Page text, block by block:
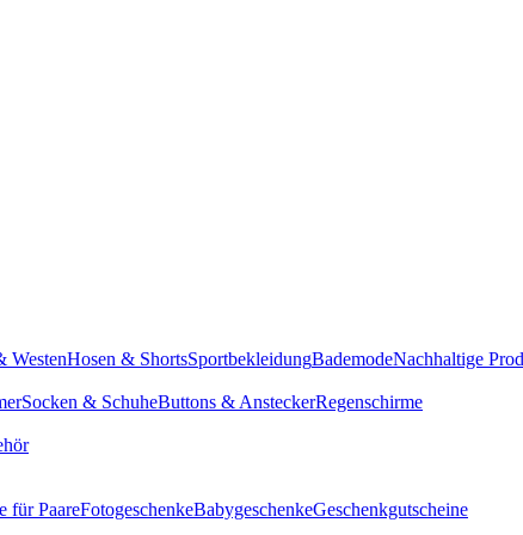
WestenHosen & ShortsSportbekleidungBademodeNachhaltige
Socken & SchuheButtons & AnsteckerRegenschirme
für PaareFotogeschenkeBabygeschenkeGeschenkgutscheine